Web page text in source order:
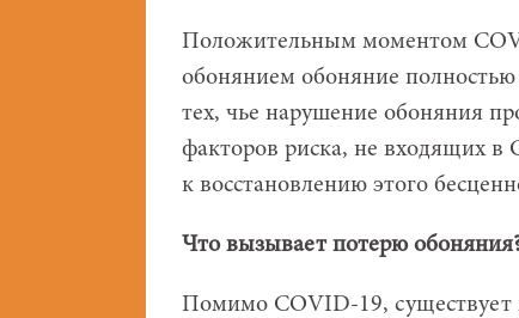
Положительным моментом
обонянием обоняние
тех, чье нарушение обоняния
факторов риска, не входящих
к восстановлению этого
Что вызывает потерю
Помимо COVID-19,